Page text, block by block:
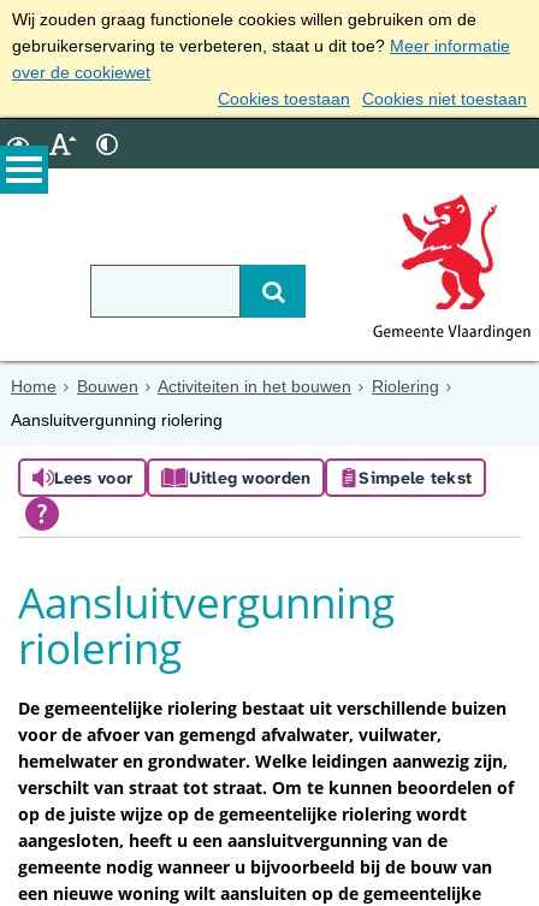
Wij zouden graag functionele cookies willen gebruiken om de
gebruikerservaring te verbeteren, staat u dit toe? Meer informatie
over de cookiewet
Cookies toestaan
Cookies niet toestaan
Home Bouwen Activiteiten in het bouwen
Riolering
Aansluitvergunning riolering
Lees voor Uitleg woorden Simpele tekst
Aansluitvergunning
riolering
De gemeentelijke riolering bestaat uit verschillende buizen
voor de afvoer van gemengd afvalwater, vuilwater,
hemelwater en grondwater. Welke leidingen aanwezig zijn,
verschilt van straat tot straat. Om te kunnen beoordelen of
op de juiste wijze op de gemeentelijke riolering wordt
aangesloten, heeft u een aansluitvergunning van de
gemeente nodig wanneer u bijvoorbeeld bij de bouw van
een nieuwe woning wilt aansluiten op de gemeentelijke